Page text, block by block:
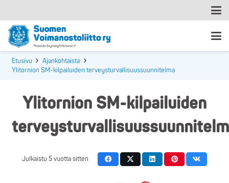
Etusivu
Ajankohtaista
Ylitornion SM-kilpailuiden terveysturvallisuussuunnitelma
Ylitornion SM-kilpailuiden
Julkaistu5 vuotta sitten